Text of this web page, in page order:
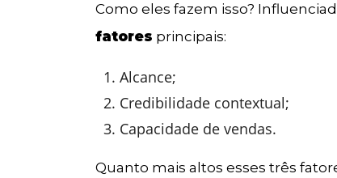
Como eles fazem isso?
fatores principais:
Alcance;
Credibilidade contextual;
Capacidade de vendas.
Quanto mais altos esses três